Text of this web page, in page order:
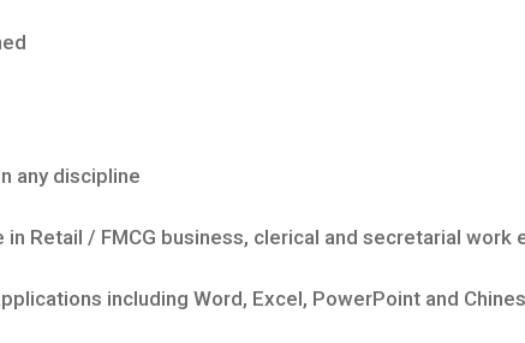
any discipline
in Retail / FMCG business, clerical and secretarial
including Word, Excel, PowerPoint and